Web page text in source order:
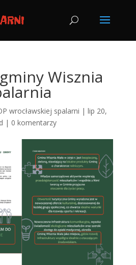
Wisznia
wrocławskiej spalarni | lip 20,
| 0 komentarzy